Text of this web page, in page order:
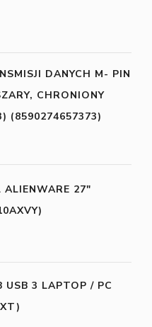
DANYCH M- PIN
CHRONIONY
(8590274657373)
ALIENWARE 27"
USB 3 LAPTOP / PC